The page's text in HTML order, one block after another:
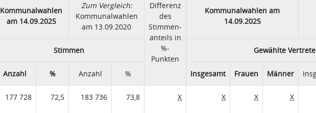
Kommunalwahlen
am 14.09.2025
Zum Vergleich:
Kommunalwahlen
am 13.09.2020
Differenz
des
Stimmen-
anteils in
%-
Punkten
Kommunalwahlen am
14.09.2025
Stimmen Gewählte
Anzahl % Anzahl % Insgesamt Frauen Männer
177 728 72,5 183 736 73,8 X X X X